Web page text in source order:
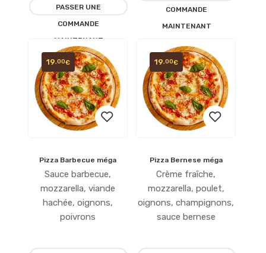
PASSER UNE
COMMANDE
MAINTENANT
COMMANDE
MAINTENANT
Ajouter
à la
Pizza Barbecue méga
Sauce barbecue,
mozzarella, viande
hachée, oignons,
poivrons
19 ,00€
Ajouter
à la
liste
Pizza Bernese méga
Crème fraîche,
mozzarella, poulet,
oignons, champignons,
sauce bernese
19 ,00€